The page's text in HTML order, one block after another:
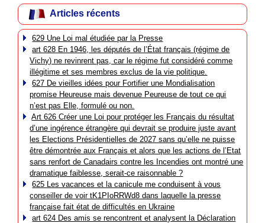
Articles récents
629 Une Loi mal étudiée par la Presse
art 628 En 1946, les députés de l’État français (régime de
Vichy) ne revinrent pas, car le régime fut considéré comme
illégitime et ses membres exclus de la vie politique.
627 De vieilles idées pour Fortifier une Mondialisation
promise Heureuse mais devenue Peureuse de tout ce qui
n’est pas Elle, formulé ou non.
Art 626 Créer une Loi pour protéger les Français du résultat
d’une ingérence étrangère qui devrait se produire juste avant
les Elections Présidentielles de 2027 sans qu’elle ne puisse
être démontrée aux Français et alors que les actions de l’Etat
sans renfort de Canadairs contre les Incendies ont montré une
dramatique faiblesse, serait-ce raisonnable ?
625 Les vacances et la canicule me conduisent à vous
conseiller de voir tK1PIoRRWd8 dans laquelle la presse
française fait état de difficultés en Ukraine
art 624 Des amis se rencontrent et analysent la Déclaration